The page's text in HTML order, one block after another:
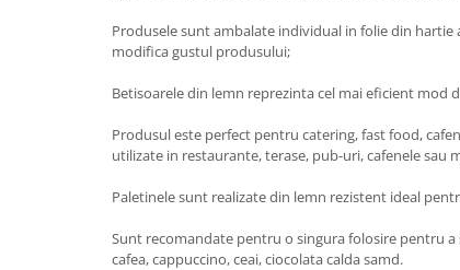
Produsele sunt ambalate individual in folie din hartie
modifica gustul produsului;
Betisoarele din lemn reprezinta cel mai eficient mod
Produsul este perfect pentru catering, fast food,
utilizate in restaurante, terase, pub-uri, cafenele sau
Paletinele sunt realizate din lemn rezistent ideal
Sunt recomandate pentru o singura folosire pentru
cafea, cappuccino, ceai, ciocolata calda samd.